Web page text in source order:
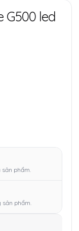
G500 led
phẩm.
phẩm.